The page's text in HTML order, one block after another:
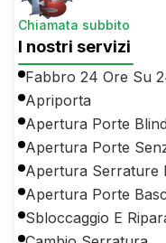
Chiamata subbito
I nostri servizi
Fabbro 24 Ore Su
Apriporta
Apertura Porte
Apertura Porte
Apertura Serrature
Apertura Porte
Sbloccaggio E